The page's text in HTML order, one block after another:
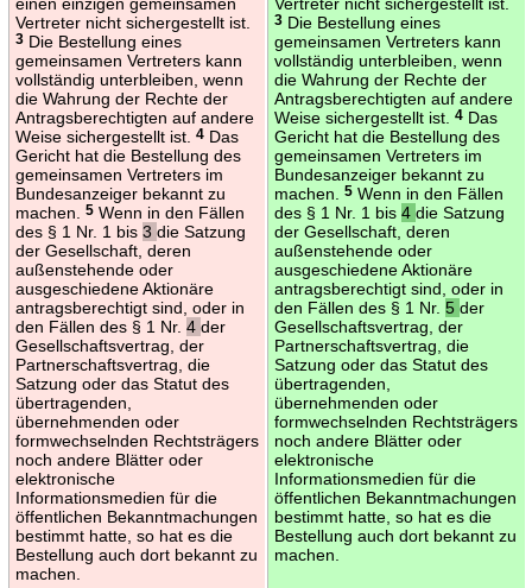
Vertreter nicht sichergestellt ist.
3Die Bestellung eines
gemeinsamen Vertreters kann
vollständig unterbleiben, wenn
die Wahrung der Rechte der
Antragsberechtigten auf andere
Weise sichergestellt ist.
4Das
Gericht hat die Bestellung des
gemeinsamen Vertreters im
Bundesanzeiger bekannt zu
machen.
5Wenn in den Fällen
des § 1 Nr. 1 bis 3 die Satzung
der Gesellschaft, deren
außenstehende oder
ausgeschiedene Aktionäre
antragsberechtigt sind, oder in
den Fällen des § 1 Nr. 4 der
Gesellschaftsvertrag, der
Partnerschaftsvertrag, die
Satzung oder das Statut des
übertragenden,
übernehmenden oder
formwechselnden Rechtsträgers
noch andere Blätter oder
elektronische
Informationsmedien für die
öffentlichen Bekanntmachungen
bestimmt hatte, so hat es die
Bestellung auch dort bekannt zu
machen.
3Die Bestellung eines
gemeinsamen Vertreters kann
vollständig unterbleiben, wenn
die Wahrung der Rechte der
Antragsberechtigten auf andere
Weise sichergestellt ist.
4Das
Gericht hat die Bestellung des
gemeinsamen Vertreters im
Bundesanzeiger bekannt zu
machen.
5Wenn in den Fällen
des § 1 Nr. 1 bis 4 die Satzung
der Gesellschaft, deren
außenstehende oder
ausgeschiedene Aktionäre
antragsberechtigt sind, oder in
den Fällen des § 1 Nr. 5 der
Gesellschaftsvertrag, der
Partnerschaftsvertrag, die
Satzung oder das Statut des
übertragenden,
übernehmenden oder
formwechselnden Rechtsträgers
noch andere Blätter oder
elektronische
Informationsmedien für die
öffentlichen Bekanntmachungen
bestimmt hatte, so hat es die
Bestellung auch dort bekannt zu
machen.